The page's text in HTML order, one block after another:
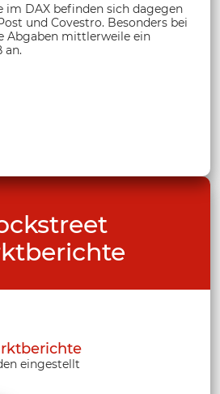
im DAX befinden sich dagegen
und Covestro. Besonders bei
Abgaben mittlerweile ein
an.
eingestellt